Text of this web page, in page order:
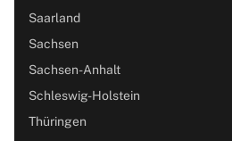
Saarland
Sachsen
Sachsen-Anhalt
Schleswig-Holstein
Thüringen